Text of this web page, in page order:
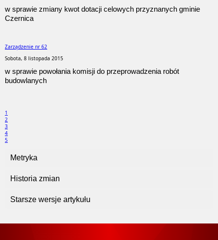
w sprawie zmiany kwot dotacji celowych przyznanych gminie
Czernica
Zarządzenie nr 62
Sobota, 8 listopada 2015
w sprawie powołania komisji do przeprowadzenia robót
budowlanych
1
2
3
4
5
Metryka
Historia zmian
Starsze wersje artykułu